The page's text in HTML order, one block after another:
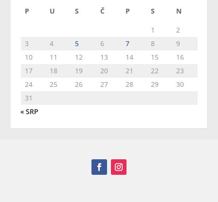
P U S Č P S N
1
2
3
4 5 6 7 8
9
10
11 12 13 14 15
16
17
18 19 20 21 22
23
24
25 26 27 28 29
30
31
« SRP